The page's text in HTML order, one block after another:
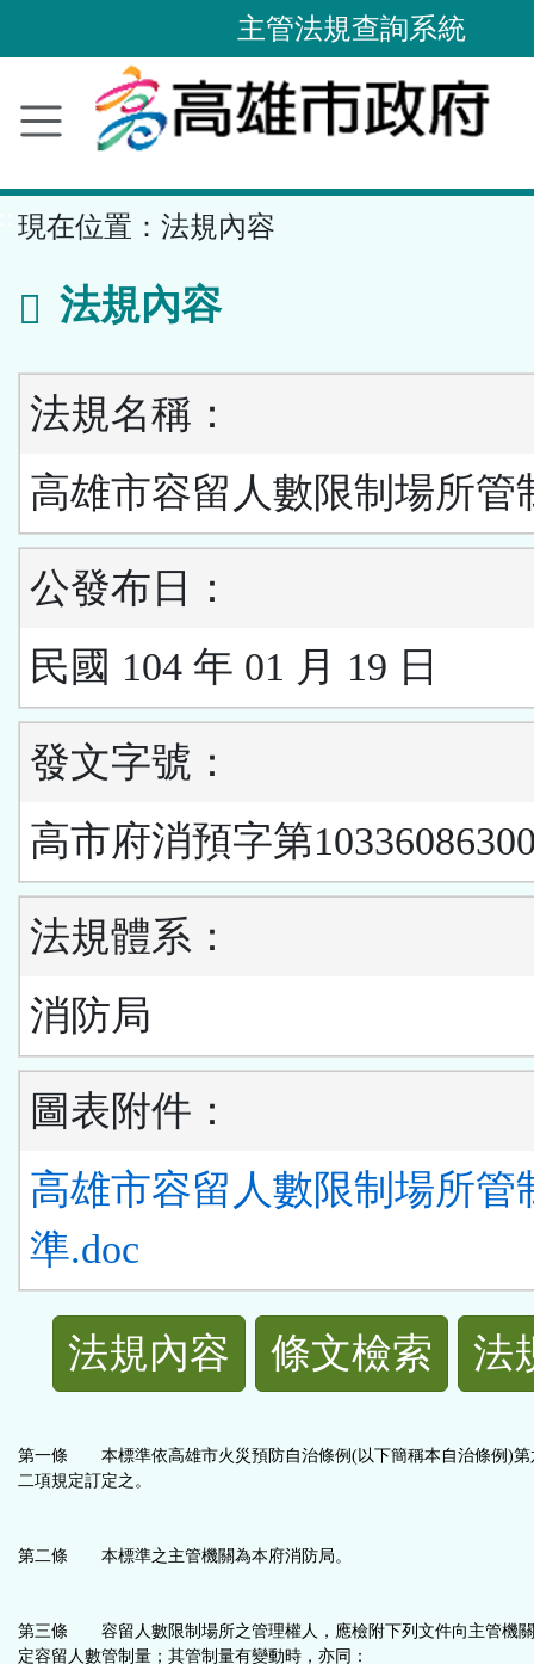
內
容
主管法規查詢系統
現在位置： 法規內容
法規內容
法規名稱：
高雄市容留人數限制場所管
公發布日：
民國 104 年 01 月 19 日
發文字號：
高市府消預字第
法規體系：
消防局
圖表附件：
高雄市容留人數限制場所管
準.doc
規
功
按
鈕
法規內容 條文檢索 法
第一條 本標準依高雄市火災預防自治條例(以下簡稱本自治條例)第
二項規定訂定之。
第二條 本標準之主管機關為本府消防局。
第三條 容留人數限制場所之管理權人，應檢附下列文件向主管機
定容留人數管制量；其管制量有變動時，亦同：